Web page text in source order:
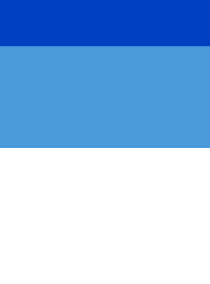
รื่องซิทอัพ ราคาถูก
กาย เครื่องออกกำลังกายราค